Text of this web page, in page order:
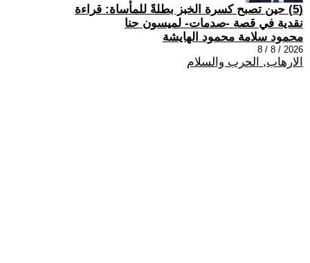
(5) حين تصبح كسرة الخبز بطلةً للمأساة: قراءة
نقدية في قصة -صدمات- لميسون حنا
محمود سلامة محمود الهايشة
2026 / 8 / 8
الارهاب, الحرب والسلام